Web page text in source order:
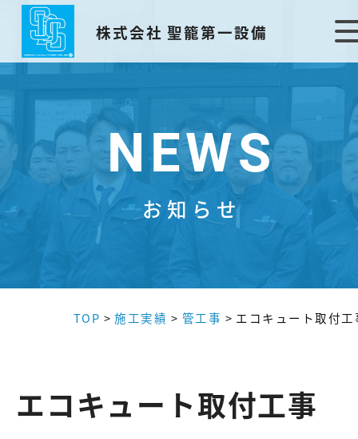
株式会社 聖籠第一設備
NEWS
お知らせ
TOP >施工実績 > 管工事 > エコキュート取付工
エコキュート取付工事